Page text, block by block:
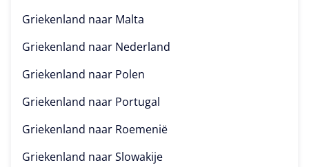
Griekenland naar Malta
Griekenland naar Nederland
Griekenland naar Polen
Griekenland naar Portugal
Griekenland naar Roemenië
Griekenland naarSlowakije